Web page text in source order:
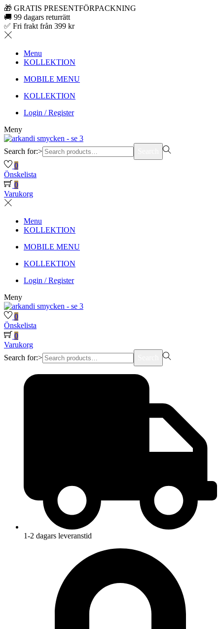
🎁 GRATIS PRESENTFÖRPACKNING
🚚 99 dagars returrätt
✅ Fri frakt från 399 kr
Menu
KOLLEKTION
MOBILE MENU
KOLLEKTION
Login / Register
Meny
Search for:>
0
Önskelista
0
Varukorg
Menu
KOLLEKTION
MOBILE MENU
KOLLEKTION
Login / Register
Meny
0
Önskelista
0
Varukorg
Search for:>
1-2 dagars leveranstid